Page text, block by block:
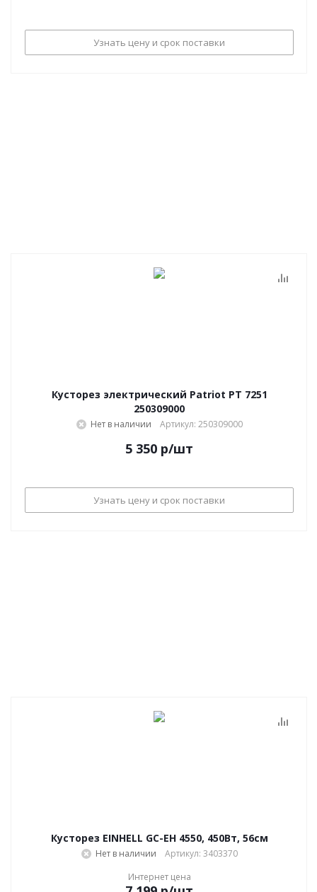
Узнать цену и срок поставки
Кусторез электрический Patriot PT 7251
250309000
Нет в наличии Артикул: 250309000
5 350 р/шт
Узнать цену и срок поставки
Кусторез EINHELL GC-EH 4550, 450Вт, 56см
Нет в наличии
Артикул: 3403370
Интернет цена